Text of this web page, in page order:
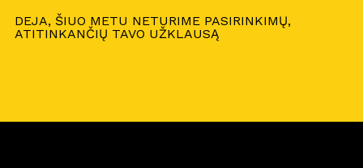
DEJA, ŠIUO METU NETURIME PASIRINKIMŲ,
ATITINKANČIŲ TAVO UŽKLAUSĄ